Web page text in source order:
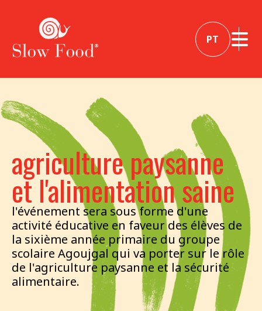
PT
agriculture paysanne
et l'alimentation saine
l'événement sera sous forme d'une
activité éducative en faveur des élèves de
la sixième année primaire du groupe
scolaire Agoujgal qui va porter sur le rôle
de l'agriculture paysanne et la sécurité
alimentaire.